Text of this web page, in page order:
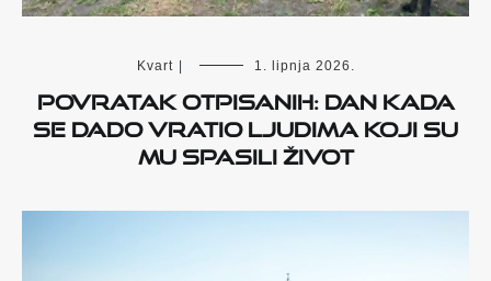
Kvart | 1. lipnja 2026.
Povratak otpisanih: dan kada
se Dado vratio ljudima koji su
mu spasili život